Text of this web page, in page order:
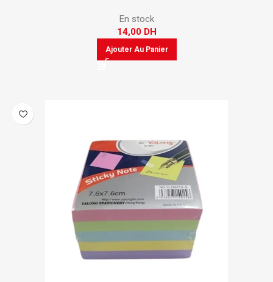
En stock
14,00 DH
Ajouter Au Panier